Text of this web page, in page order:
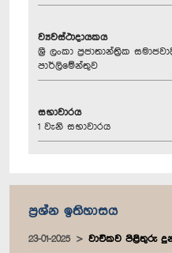
ව්‍යවස්ථාදායකය
ශ්‍රී ලංකා ප්‍රජාතාන්ත්‍රික
පාර්ලිමේන්තුව
සභාවාරය
1 වැනි සභාවාරය
ප්‍රශ්න ඉතිහාසය
23-01-2025 වාචිකව පිළිතුරු